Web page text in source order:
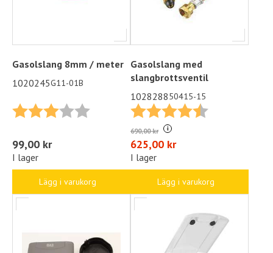
Gasolslang 8mm / meter
1020245G11-01B
Betyg: 3.0 utav 5 stjärnor
99,00 kr
I lager
Lägg i varukorg
Gasolslang med
slangbrottsventil
102828850415-15
Betyg: 4.8 utav 5
690,00 kr i
625,00 kr
I lager
Lägg i varukorg